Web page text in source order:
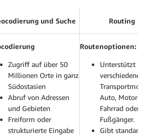
und Suche Routing
Zugriff auf über 50
Millionen Orte in ganz
Südostasien
Abruf von Adressen
und Gebieten
Freiform oder
strukturierte Eingabe
Routenoptionen:
Unterstützt
verschiedene
Auto,
Fahrrad oder
Fußgänger.
Gibt